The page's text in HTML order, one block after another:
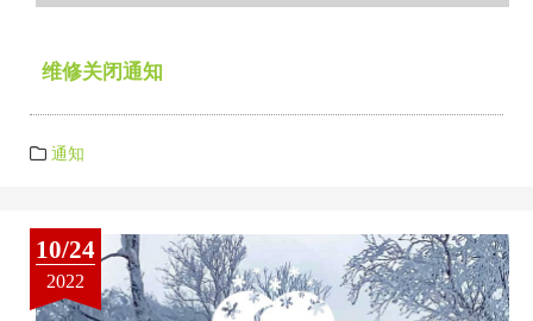
维修关闭通知
通知
10/24
2022